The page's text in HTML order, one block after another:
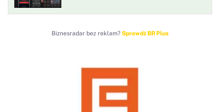
Biznesradar bez reklam? Sprawdź BR Plus